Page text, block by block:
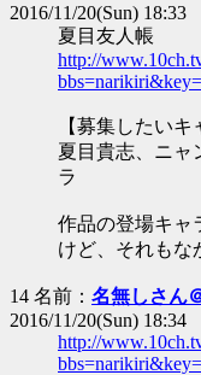
2016/11/20(Sun) 18:33
夏目友人帳
http://
【募集したいキ
夏目貴志、ニャ
ラ
作品の登場キャ
けど、それもな
14 名前： 名無しさん
2016/11/20(Sun) 18:34
http://